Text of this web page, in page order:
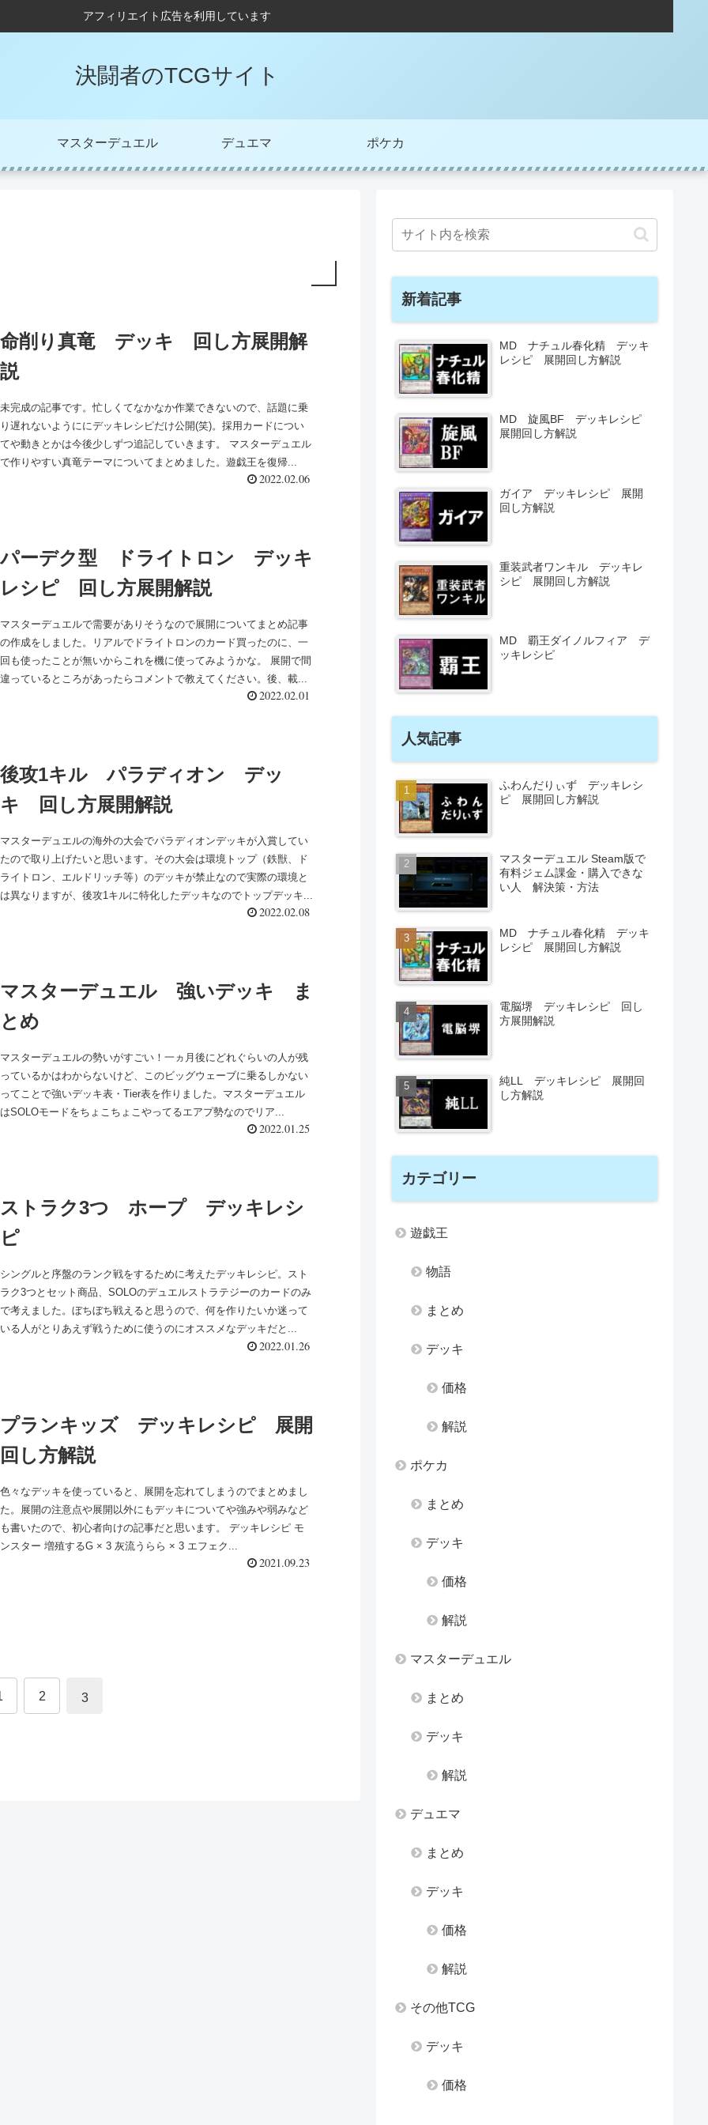
アフィリエイト広告を利用しています
決闘者のTCGサイト
マスターデュエル デュエマ ポケカ
命削り真竜 デッキ 回し方展開解
説
未完成の記事です。忙しくてなかなか作業できないので、話題に乗
り遅れないようににデッキレシピだけ公開(笑)。採用カードについ
てや動きとかは今後少しずつ追記していきます。 マスターデュエル
で作りやすい真竜テーマについてまとめました。遊戯王を復帰...
2022.02.06
パーデク型 ドライトロン デッキ
レシピ 回し方展開解説
マスターデュエルで需要がありそうなので展開についてまとめ記事
の作成をしました。リアルでドライトロンのカード買ったのに、一
回も使ったことが無いからこれを機に使ってみようかな。 展開で間
違っているところがあったらコメントで教えてください。後、載...
2022.02.01
後攻1キル パラディオン デッ
キ 回し方展開解説
マスターデュエルの海外の大会でパラディオンデッキが入賞してい
たので取り上げたいと思います。その大会は環境トップ（鉄獣、ド
ライトロン、エルドリッチ等）のデッキが禁止なので実際の環境と
は異なりますが、後攻1キルに特化したデッキなのでトップデッキ...
2022.02.08
マスターデュエル 強いデッキ ま
とめ
マスターデュエルの勢いがすごい！一ヵ月後にどれぐらいの人が残
っているかはわからないけど、このビッグウェーブに乗るしかない
ってことで強いデッキ表・Tier表を作りました。マスターデュエル
はSOLOモードをちょこちょこやってるエアプ勢なのでリア...
2022.01.25
ストラク3つ ホープ デッキレシ
ピ
シングルと序盤のランク戦をするために考えたデッキレシピ。スト
ラク3つとセット商品、SOLOのデュエルストラテジーのカードのみ
で考えました。ぼちぼち戦えると思うので、何を作りたいか迷って
いる人がとりあえず戦うために使うのにオススメなデッキだと...
2022.01.26
プランキッズ デッキレシピ 展開
回し方解説
色々なデッキを使っていると、展開を忘れてしまうのでまとめまし
た。展開の注意点や展開以外にもデッキについてや強みや弱みなど
も書いたので、初心者向けの記事だと思います。 デッキレシピ モ
ンスター 増殖するG × 3 灰流うらら × 3 エフェク...
2021.09.23
2 3
新着記事
MD ナチュル春化精 デッキ
レシピ 展開回し方解説
MD 旋風BF デッキレシピ
展開回し方解説
ガイア デッキレシピ 展開
回し方解説
重装武者ワンキル デッキレ
シピ 展開回し方解説
MD 覇王ダイノルフィア デ
ッキレシピ
人気記事
ふわんだりぃず デッキレシ
ピ 展開回し方解説
マスターデュエル Steam版で
有料ジェム課金・購入できな
い人 解決策・方法
MD ナチュル春化精 デッキ
レシピ 展開回し方解説
電脳堺 デッキレシピ 回し
方展開解説
純LL デッキレシピ 展開回
し方解説
カテゴリー
遊戯王
物語
まとめ
デッキ
価格
解説
ポケカ
まとめ
デッキ
価格
解説
マスターデュエル
まとめ
デッキ
解説
デュエマ
まとめ
デッキ
価格
解説
その他TCG
デッキ
価格